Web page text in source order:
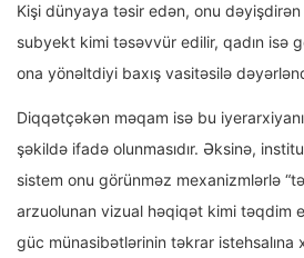
Kişi dünyaya təsir edən, onu dəyişdirən
subyekt kimi təsəvvür edilir, qadın isə
ona yönəltdiyi baxış vasitəsilə
Diqqətçəkən məqam isə bu
şəkildə ifadə olunmasıdır. Əksinə,
sistem onu görünməz mexanizmlərlə
arzuolunan vizual həqiqət kimi təqdim
güc münasibətlərinin təkrar istehsalına